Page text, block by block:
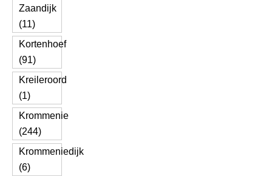
Zaandijk
(11)
Kortenhoef
(91)
Kreileroord
(1)
Krommenie
(244)
Krommeniedijk
(6)